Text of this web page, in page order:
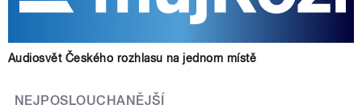
Audiosvět Českého rozhlasu na jednom místě
NEJPOSLOUCHANĚJŠÍ